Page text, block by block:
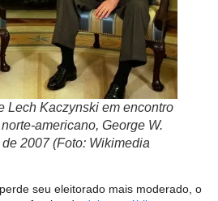
Lech Kaczynski em encontro
americano, George W.
2007 (Foto: Wikimedia
seu eleitorado mais moderado, o